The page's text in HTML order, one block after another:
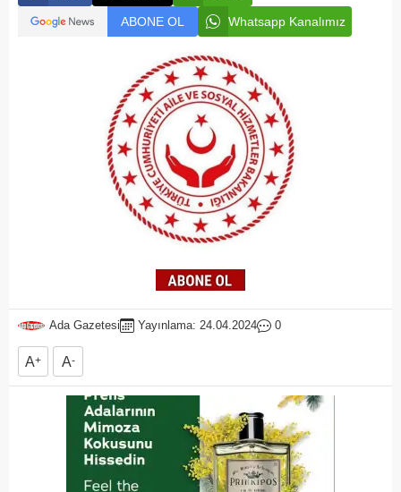
ABONE OL Whatsapp Kanalımız
Ada Gazetesi Yayınlama: 24.04.2024 0
A+ A-